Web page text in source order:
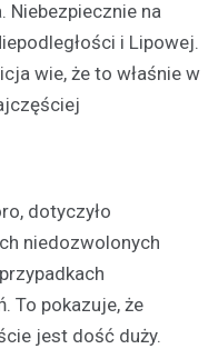
Niebezpiecznie na
i Lipowej.
wie, że to właśnie w
dotyczyło
niedozwolonych
To pokazuje, że
jest dość duży.